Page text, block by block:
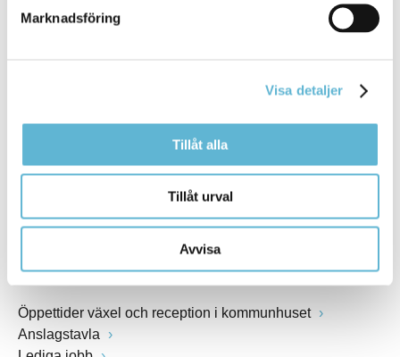
Marknadsföring
Visa detaljer
Tillåt alla
Tillåt urval
Avvisa
Postadress
www.bromolla.se
Växel: 0456-82 20 00
Öppettider växel och reception i kommunhuset
Anslagstavla